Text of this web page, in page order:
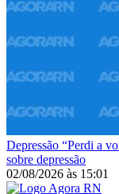
Depressão “Perdi a
sobre depressão
02/08/2026 às 15:01